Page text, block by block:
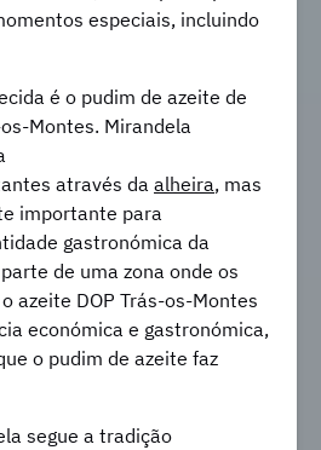
especiais, incluindo
é o pudim de azeite de
Montes. Mirandela
através da alheira, mas
importante para
gastronómica da
de uma zona onde os
azeite DOP Trás-os-Montes
económica e gastronómica,
o pudim de azeite faz
segue a tradição